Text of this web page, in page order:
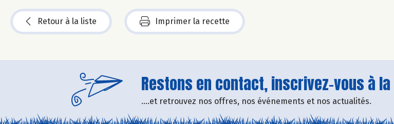
Retour à la liste Imprimer la recette
Restons en contact, inscrivez-vous à
....et retrouvez nos offres, nos événements et nos actualités.